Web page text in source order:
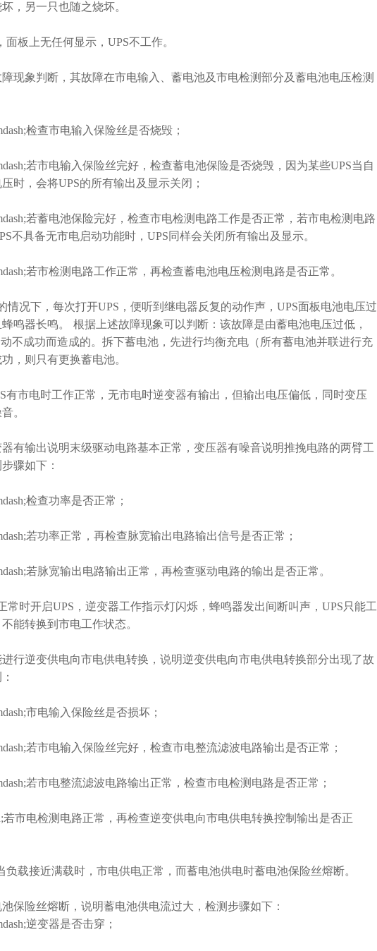
，另一只也随之烧坏。
面板上无任何显示，UPS不工作。
现象判断，其故障在市电输入、蓄电池及市电检测部分及蓄电池电压检测
检查市电输入保险丝是否烧毁；
若市电输入保险丝完好，检查蓄电池保险是否烧毁，因为某些UPS当自
时，会将UPS的所有输出及显示关闭；
若蓄电池保险完好，检查市电检测电路工作是否正常，若市电检测电路
不具备无市电启动功能时，UPS同样会关闭所有输出及显示。
若市检测电路工作正常，再检查蓄电池电压检测电路是否正常。
情况下，每次打开UPS，便听到继电器反复的动作声，UPS面板电池电压过
鸣器长鸣。 根据上述故障现象可以判断：该故障是由蓄电池电压过低，
不成功而造成的。拆下蓄电池，先进行均衡充电（所有蓄电池并联进行充
，则只有更换蓄电池。
有市电时工作正常，无市电时逆变器有输出，但输出电压偏低，同时变压
。
有输出说明末级驱动电路基本正常，变压器有噪音说明推挽电路的两臂工
骤如下：
检查功率是否正常；
若功率正常，再检查脉宽输出电路输出信号是否正常；
若脉宽输出电路输出正常，再检查驱动电路的输出是否正常。
常时开启UPS，逆变器工作指示灯闪烁，蜂鸣器发出间断叫声，UPS只能工
能转换到市电工作状态。
行逆变供电向市电供电转换，说明逆变供电向市电供电转换部分出现了故
市电输入保险丝是否损坏；
若市电输入保险丝完好，检查市电整流滤波电路输出是否正常；
若市电整流滤波电路输出正常，检查市电检测电路是否正常；
若市电检测电路正常，再检查逆变供电向市电供电转换控制输出是否正
负载接近满载时，市电供电正常，而蓄电池供电时蓄电池保险丝熔断。
保险丝熔断，说明蓄电池供电流过大，检测步骤如下：
逆变器是否击穿；